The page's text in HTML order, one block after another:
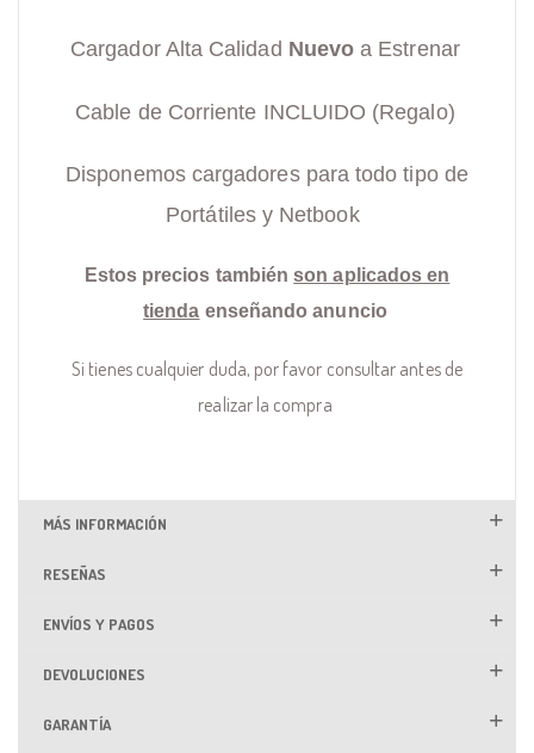
Cargador Alta Calidad Nuevo a Estrenar
Cable de Corriente INCLUIDO (Regalo)
Disponemos cargadores para todo tipo de
Portátiles y Netbook
Estos precios también son aplicados en
tienda enseñando anuncio
Si tienes cualquier duda, por favor consultar antes de
realizar la compra
MÁS INFORMACIÓN
RESEÑAS
ENVÍOS Y PAGOS
DEVOLUCIONES
GARANTÍA